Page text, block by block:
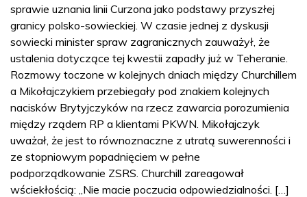
sprawie uznania linii Curzona jako podstawy przyszłej
granicy polsko-sowieckiej. W czasie jednej z dyskusji
sowiecki minister spraw zagranicznych zauważył, że
ustalenia dotyczące tej kwestii zapadły już w Teheranie.
Rozmowy toczone w kolejnych dniach między Churchillem
a Mikołajczykiem przebiegały pod znakiem kolejnych
nacisków Brytyjczyków na rzecz zawarcia porozumienia
między rządem RP a klientami PKWN. Mikołajczyk
uważał, że jest to równoznaczne z utratą suwerenności i
ze stopniowym popadnięciem w pełne
podporządkowanie ZSRS. Churchill zareagował
wściekłością: „Nie macie poczucia odpowiedzialności. […]